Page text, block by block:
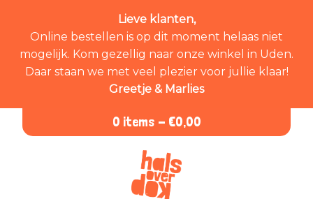
Lieve klanten,
Online bestellen is op dit moment helaas niet
mogelijk. Kom gezellig naar onze winkel in Uden.
Daar staan we met veel plezier voor jullie klaar!
Greetje & Marlies
0 items - €0,00